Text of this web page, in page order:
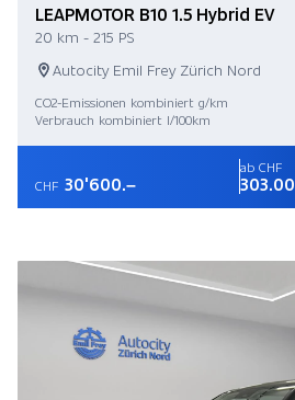
LEAPMOTOR B10 1.5 Hybrid EV
20 km - 215 PS
Autocity Emil Frey Zürich Nord
CO2-Emissionen kombiniert g/km
Verbrauch kombiniert l/100km
CHF 30'600.–
ab CHF
303.00